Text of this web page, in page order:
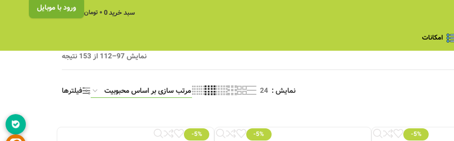
سبد خرید0۰ تومان ورود با موبایل
امکانات
نمایش 97–112 از 153 نتیجه
نمایش 24 فیلترها
-5%
-5%
-5%